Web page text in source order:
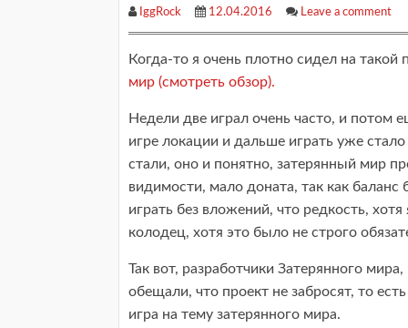
IggRock 12.04.2016 Leave a comment
Когда-то я очень плотно сидел на
мир (смотреть обзор).
Недели две играл очень часто, и потом
игре локации и дальше играть уже
стали, оно и понятно, затерянный мир
видимости, мало доната, так как
играть без вложений, что редкость,
колодец, хотя это было не строго
Так вот, разработчики Затерянного
обещали, что проект не забросят, то
игра на тему затерянного мира.